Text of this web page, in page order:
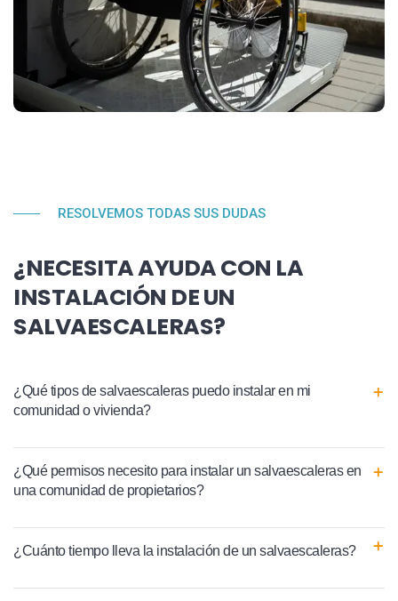
RESOLVEMOS TODAS SUS DUDAS
¿NECESITA AYUDA CON LA
INSTALACIÓN DE UN
SALVAESCALERAS?
¿Qué tipos de salvaescaleras puedo instalar en mi
comunidad o vivienda?
¿Qué permisos necesito para instalar un salvaescaleras en
una comunidad de propietarios?
¿Cuánto tiempo lleva la instalación de un salvaescaleras?